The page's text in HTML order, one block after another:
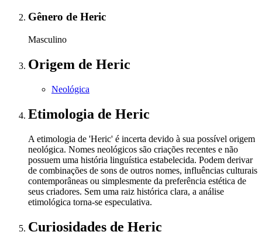
Gênero de Heric
Masculino
Origem de Heric
Neológica
Etimologia de Heric
A etimologia de 'Heric' é incerta devido à sua possível origem
neológica. Nomes neológicos são criações recentes e não
possuem uma história linguística estabelecida. Podem derivar
de combinações de sons de outros nomes, influências culturais
contemporâneas ou simplesmente da preferência estética de
seus criadores. Sem uma raiz histórica clara, a análise
etimológica torna-se especulativa.
Curiosidades de Heric